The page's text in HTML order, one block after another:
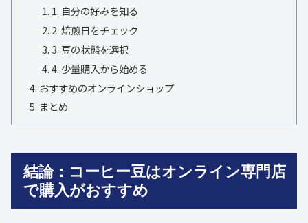
1. 自分の好みを知る
2. 焙煎日をチェック
3. 豆の状態を選択
4. 少量購入から始める
おすすめのオンラインショップ
まとめ
結論：コーヒー豆はオンライン専門店
で購入がおすすめ